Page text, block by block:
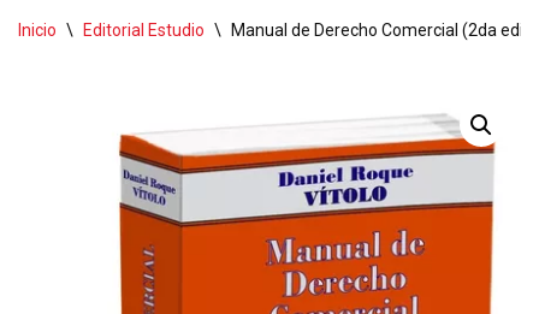
Inicio \ Editorial Estudio \ Manual de Derecho Comercial (2da